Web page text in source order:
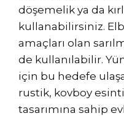
döşemelik ya da
kullanabilirsiniz.
amaçları olan
de kullanılabilir.
için bu hedefe
rustik, kovboy
tasarımına sahip